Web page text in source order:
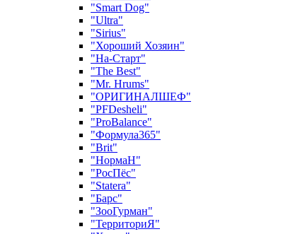
"Smart Dog"
"Ultra"
"Sirius"
"Хороший Хозяин"
"На-Старт"
"The Best"
"Mr. Hrums"
"ОРИГИНАЛШЕФ"
"PFDesheli"
"ProBalance"
"Формула365"
"Brit"
"НормаН"
"РосПёс"
"Statera"
"Барс"
"ЗооГурман"
"ТерриториЯ"